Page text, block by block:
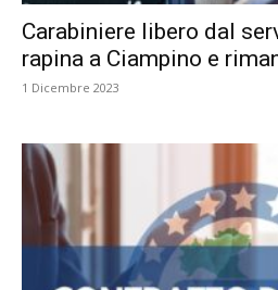
Carabiniere libero dal
rapina a Ciampino e
1 Dicembre 2023